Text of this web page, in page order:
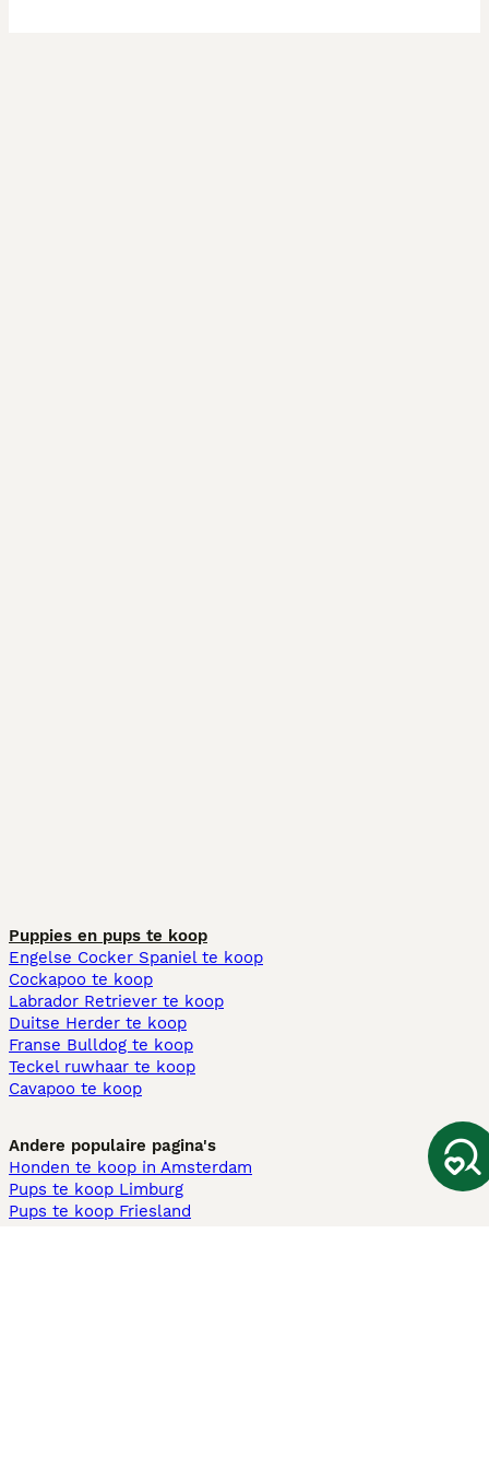
Puppies en pups te koop
Engelse Cocker Spaniel te koop
Cockapoo te koop
Labrador Retriever te koop
Duitse Herder te koop
Franse Bulldog te koop
Teckel ruwhaar te koop
Cavapoo te koop
Andere populaire pagina's
Honden te koop in Amsterdam
Pups te koop Limburg​
Pups te koop Friesland​